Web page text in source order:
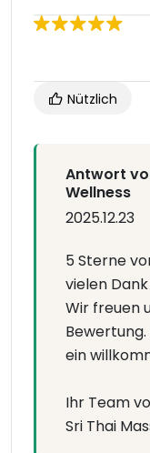
Nützlich
Antwort
Wellness
2025.12.23
5 Sterne
vielen
Wir freuen
Bewertung.
ein
Ihr Team
Sri Thai